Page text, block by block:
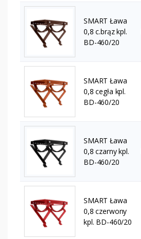
SMART Ława
0,8 c.brąz kpl.
BD-460/20
SMART Ława
0,8 cegła kpl.
BD-460/20
SMART Ława
0,8 czarny kpl.
BD-460/20
SMART Ława
0,8 czerwony
kpl. BD-460/20